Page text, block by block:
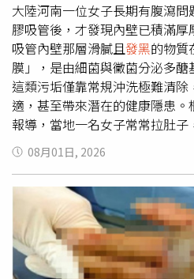
大陸河南一位女子長期有腹瀉
膠吸管後，才發現內壁已積滿厚
吸管內壁那層滑膩且發黑的物質
膜」，是由細菌與黴菌分泌多醣
這類污垢僅靠常規沖洗極難清
適，甚至帶來潛在的健康隱患。
報導，當地一名女子常常拉肚
平時會使用矽膠吸管喝水或飲
驚見內壁竟有厚厚的黑色污垢
肚難怪身體出問題。有專家指
其本質上是微生物的「保護堡壘
菌與金黃色葡萄球菌等致病菌
菌隨飲水進入人體並達到一定數
平衡，進而引發腹痛與腹瀉等
08月01日, 2026